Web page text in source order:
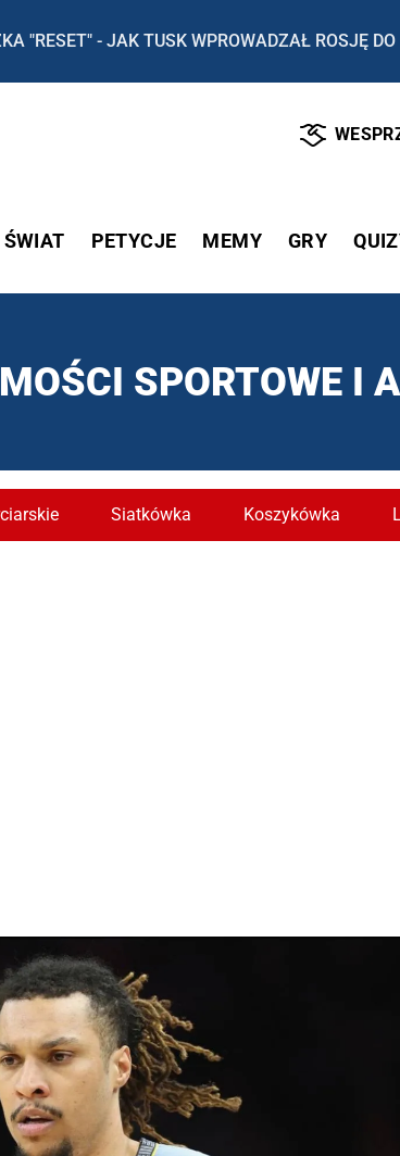
"RESET" - JAK TUSK WPROWADZAŁ ROSJĘ DO
ŚWIAT PETYCJE MEMY GRY
SPORTOWE I
Siatkówka Koszykówka